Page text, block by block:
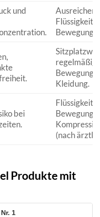
und
Bewegung.
Bewegung,
Kleidung.
bei
Bewegung,
(nach ärztl.
Produkte mit
1